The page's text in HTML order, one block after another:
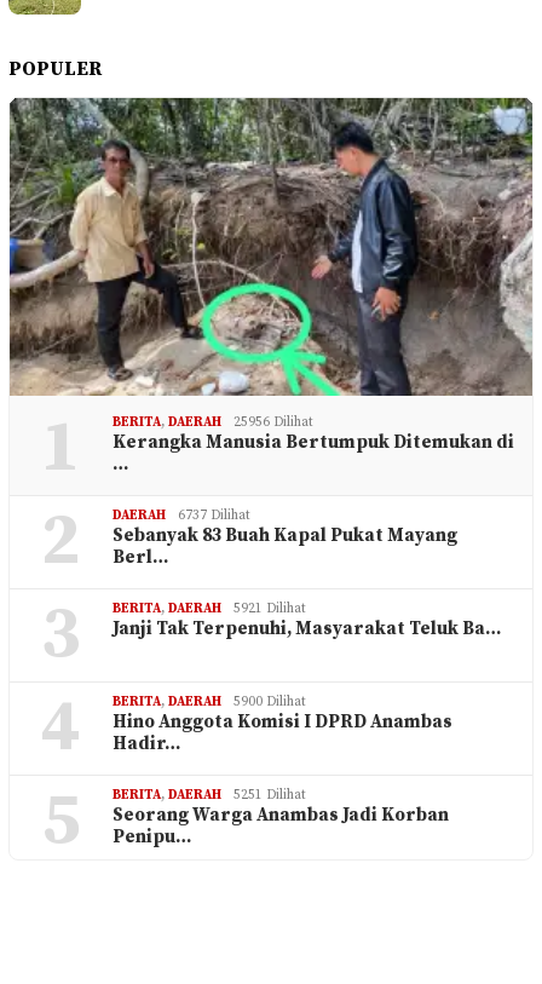
POPULER
1 BERITA, DAERAH 25956 Dilihat
Kerangka Manusia Bertumpuk Ditemukan di
…
2 DAERAH 6737 Dilihat
Sebanyak 83 Buah Kapal Pukat Mayang
Berl…
3 BERITA, DAERAH 5921 Dilihat
Janji Tak Terpenuhi, Masyarakat Teluk Ba…
4 BERITA, DAERAH 5900 Dilihat
Hino Anggota Komisi I DPRD Anambas
Hadir…
5 BERITA, DAERAH 5251 Dilihat
Seorang Warga Anambas Jadi Korban
Penipu…